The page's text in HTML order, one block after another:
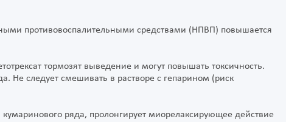
противовоспалительными средствами (НПВП) повышается
тормозят выведение и могут повышать токсичность.
Не следует смешивать в растворе с гепарином (риск
кумаринового ряда, пролонгирует миорелаксирующее действие